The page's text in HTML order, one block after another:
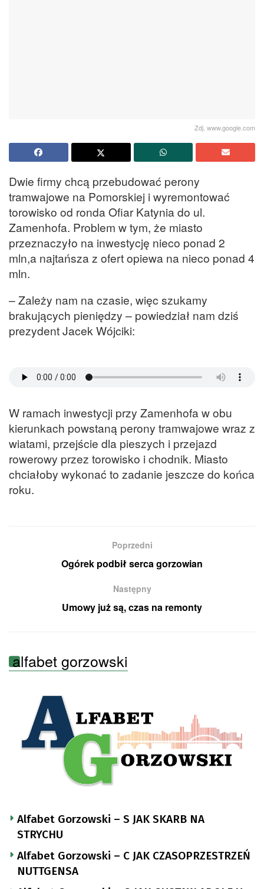
Zdj. www.google.com
Dwie firmy chcą przebudować perony
tramwajowe na Pomorskiej i wyremontować
torowisko od ronda Ofiar Katynia do ul.
Zamenhofa. Problem w tym, że miasto
przeznaczyło na inwestycję nieco ponad 2
mln,a najtańsza z ofert opiewa na nieco ponad 4
mln.
– Zależy nam na czasie, więc szukamy
brakujących pieniędzy – powiedział nam dziś
prezydent Jacek Wójciki:
W ramach inwestycji przy Zamenhofa w obu
kierunkach powstaną perony tramwajowe wraz z
wiatami, przejście dla pieszych i przejazd
rowerowy przez torowisko i chodnik. Miasto
chciałoby wykonać to zadanie jeszcze do końca
roku.
Poprzedni
Ogórek podbił serca gorzowian
Następny
Umowy już są, czas na remonty
alfabet gorzowski
Alfabet Gorzowski – S JAK SKARB NA
STRYCHU
Alfabet Gorzowski – C JAK CZASOPRZESTRZEŃ
NUTTGENSA